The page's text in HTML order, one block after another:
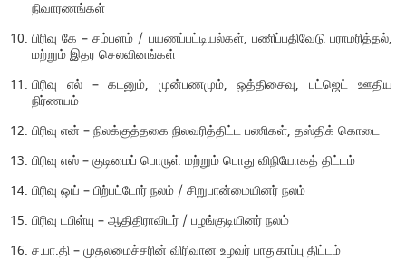
நிவாரணங்கள்
பிரிவு கே – சம்பளம் / பயணப்பட்டியல்கள், பணிப்பதிவேடு பராமரித்தல்,
மற்றும் இதர செலவினங்கள்
பிரிவு எல் – கடனும், முன்பணமும், ஒத்திசைவு, பட்ஜெட் ஊதிய
நிர்ணயம்
பிரிவு என் – நிலக்குத்தகை நிலவரித்திட்ட பணிகள், தஸ்திக் கொடை
பிரிவு எஸ் – குடிமைப் பொருள் மற்றும் பொது விநியோகத் திட்டம்
பிரிவு ஒய் – பிற்பட்டோர் நலம் / சிறுபான்மையினர் நலம்
பிரிவு டபிள்யு – ஆதிதிராவிடர் / பழங்குடியினர் நலம்
ச.பா.தி – முதலமைச்சரின் விரிவான உழவர் பாதுகாப்பு திட்டம்